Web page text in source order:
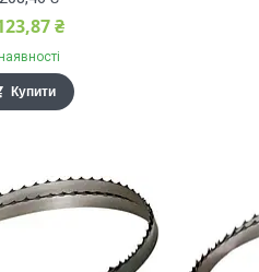
₴
Купити